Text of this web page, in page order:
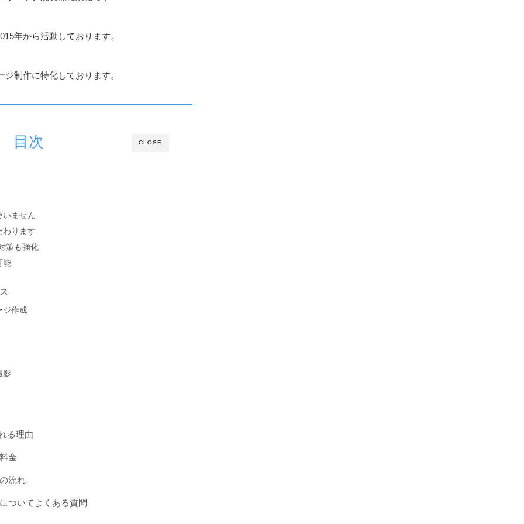
年から活動しております。
制作に特化しております。
CLOSE
目次
いません
わります
策も強化
能
ジ作成
影
る理由
金
流れ
ついてよくある質問